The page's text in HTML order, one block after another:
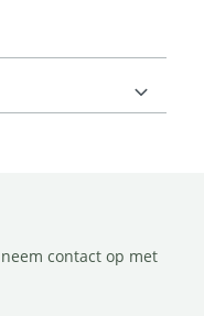
contact op met